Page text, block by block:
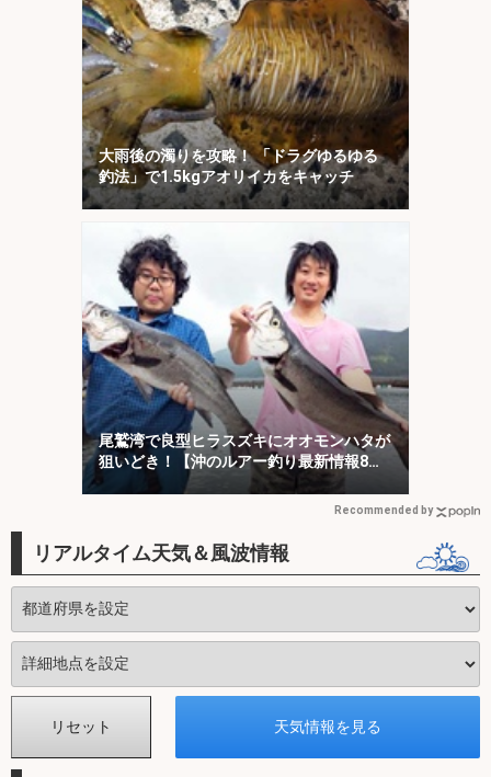
大雨後の濁りを攻略！ 「ドラグゆるゆる
釣法」で1.5kgアオリイカをキャッチ
尾鷲湾で良型ヒラスズキにオオモンハタが
狙いどき！【沖のルアー釣り最新情報8
Recommended by
リアルタイム天気＆風波情報